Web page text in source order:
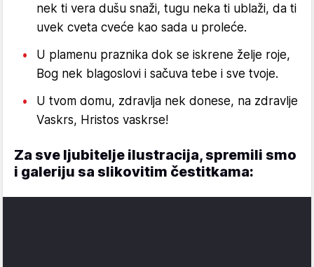
nek ti vera dušu snaži, tugu neka ti ublaži, da ti
uvek cveta cveće kao sada u proleće.
U plamenu praznika dok se iskrene želje roje,
Bog nek blagoslovi i sačuva tebe i sve tvoje.
U tvom domu, zdravlja nek donese, na zdravlje
Vaskrs, Hristos vaskrse!
Za sve ljubitelje ilustracija, spremili smo
i galeriju sa slikovitim čestitkama: